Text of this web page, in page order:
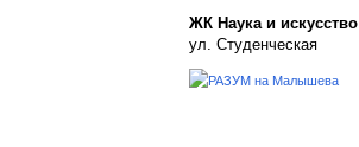
ЖК Наука и искусство
ул. Студенческая